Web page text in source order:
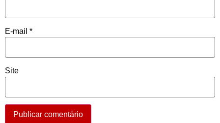
E-mail *
Site